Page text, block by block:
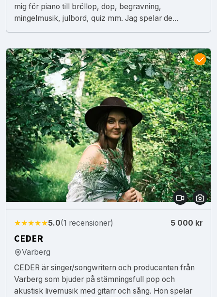
mig för piano till bröllop, dop, begravning,
mingelmusik, julbord, quiz mm. Jag spelar de...
★★★★★5.0(1 recensioner) 5 000 kr
CEDER
Varberg
CEDER är singer/songwritern och producenten från
Varberg som bjuder på stämningsfull pop och
akustisk livemusik med gitarr och sång. Hon spelar